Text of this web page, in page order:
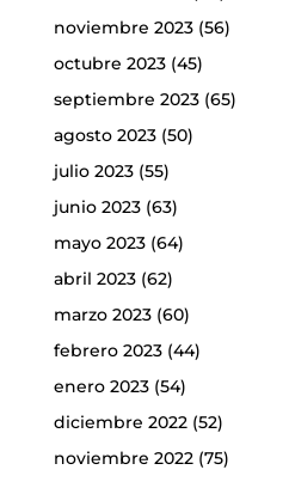
noviembre 2023(56)
octubre 2023(45)
septiembre 2023(65)
agosto 2023(50)
julio 2023(55)
junio 2023(63)
mayo 2023(64)
abril 2023(62)
marzo 2023(60)
febrero 2023(44)
enero 2023(54)
diciembre 2022(52)
noviembre 2022(75)